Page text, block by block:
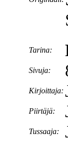
Tarina:
Sivuja:
Kirjoittaja:
Piirtäjä:
Tussaaja: